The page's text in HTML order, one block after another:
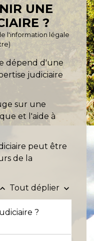
UNE
?
l'information légale
dépend d'une
judiciaire
sur une
et l'aide à
peut être
de la
keyboard_arrow_up Tout déplier keyboard_arrow_down
?